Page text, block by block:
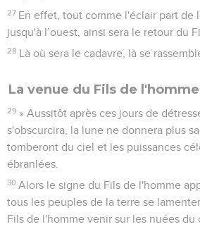
27 En effet, tout comme l'éclair part de
jusqu'à l’ouest, ainsi sera le retour du
28 Là où sera le cadavre, là se
La venue du Fils de l'homme
29 » Aussitôt après ces jours de
s'obscurcira, la lune ne donnera plus
tomberont du ciel et les puissances
ébranlées.
30 Alors le signe du Fils de l'homme
tous les peuples de la terre se
Fils de l'homme venir sur les nuées du